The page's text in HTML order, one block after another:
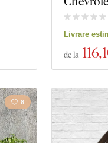
Livrare
de la 116
8